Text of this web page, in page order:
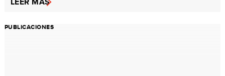
PUBLICACIONES